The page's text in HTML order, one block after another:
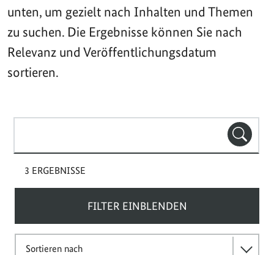
unten, um gezielt nach Inhalten und Themen
zu suchen. Die Ergebnisse können Sie nach
Relevanz und Veröffentlichungsdatum
sortieren.
3 ERGEBNISSE
FILTER EINBLENDEN
Sortieren nach